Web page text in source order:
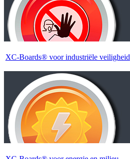
XC-Boards® voor industriële veiligheid